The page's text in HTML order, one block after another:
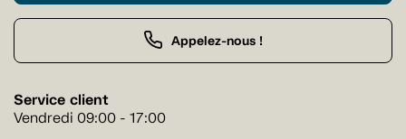
Appelez-nous !
Service client
Vendredi 09:00 - 17:00